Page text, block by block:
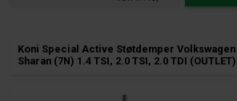
Koni Special Active Støtdemper Volkswagen
Sharan (7N) 1.4 TSI, 2.0 TSI, 2.0 TDI (OUTLET)